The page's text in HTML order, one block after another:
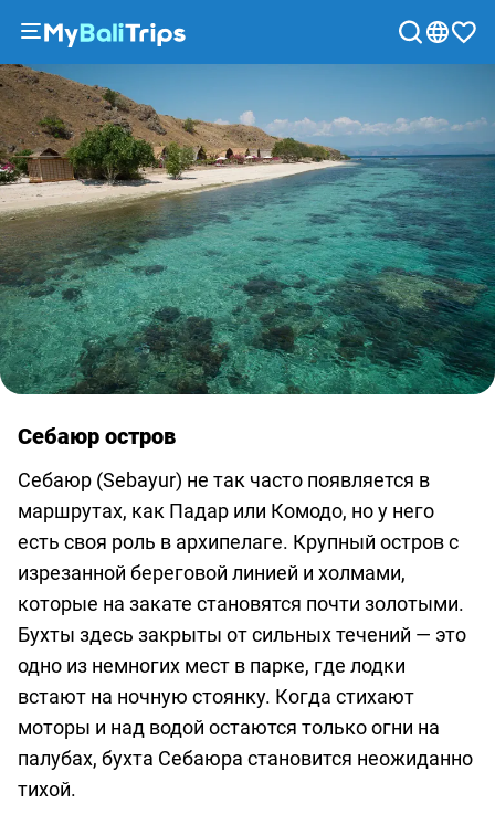
Туры
и
экскурсии
Блог
О
нас
Способы
оплаты
Партнерская
программа
Сотрудничество
турагентствами
Соглашение
о
предоставлении
услуг
Себаюр остров
Себаюр (Sebayur) не так часто появляется в
маршрутах, как Падар или Комодо, но у него
есть своя роль в архипелаге. Крупный остров с
изрезанной береговой линией и холмами,
которые на закате становятся почти золотыми.
Бухты здесь закрыты от сильных течений — это
одно из немногих мест в парке, где лодки
встают на ночную стоянку. Когда стихают
моторы и над водой остаются только огни на
палубах, бухта Себаюра становится неожиданно
тихой.